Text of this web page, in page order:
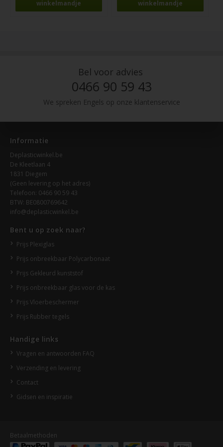
Bel voor advies
0466 90 59 43
We spreken Engels op onze klantenservice
Informatie
Deplasticwinkel.be
De Kleetlaan 4
1831 Diegem
(Geen levering op het adres)
Telefoon: 0466 90 59 43
BTW: BE0800769642
info@deplasticwinkel.be
Bent u op zoek naar?
Prijs Plexiglas
Prijs onbreekbaar Polycarbonaat
Prijs Gekleurd kunststof
Prijs onbreekbaar glas voor de kas
Prijs Vloerbeschermer
Prijs Rubber tegels
Handige links
Vragen en antwoorden FAQ
Verzending en levering
Contact
Gidsen en inspiratie
Betaalmethoden